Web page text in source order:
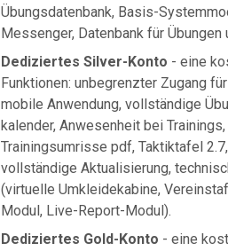
Übungsdatenbank, Basis-
Messenger, Datenbank für
Dediziertes Silver-Konto - eine
Funktionen: unbegrenzter Zugang
mobile Anwendung, vollständige
kalender, Anwesenheit bei
Trainingsumrisse pdf, Taktiktafel
vollständige Aktualisierung,
(virtuelle Umkleidekabine,
Modul, Live-Report-Modul).
Dediziertes Gold-Konto - eine